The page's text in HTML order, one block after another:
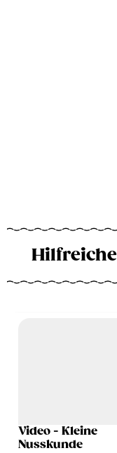
Hilfreiche
Video - Kleine
Nusskunde